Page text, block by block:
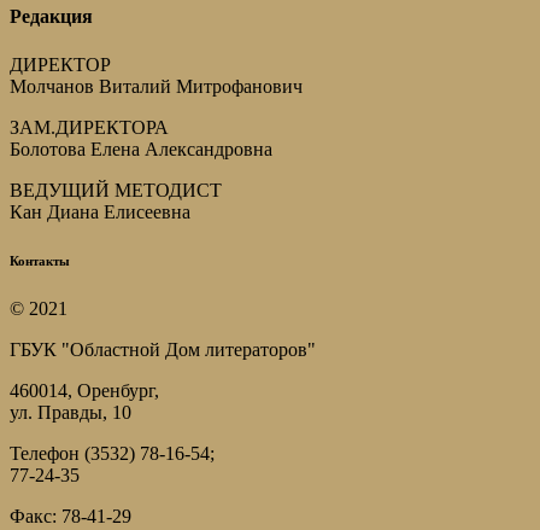
Редакция
ДИРЕКТОР
Молчанов Виталий Митрофанович
ЗАМ.ДИРЕКТОРА
Болотова Елена Александровна
ВЕДУЩИЙ МЕТОДИСТ
Кан Диана Елисеевна
Контакты
© 2021
ГБУК "Областной Дом литераторов"
460014, Оренбург,
ул. Правды, 10
Телефон (3532) 78-16-54;
77-24-35
Факс: 78-41-29